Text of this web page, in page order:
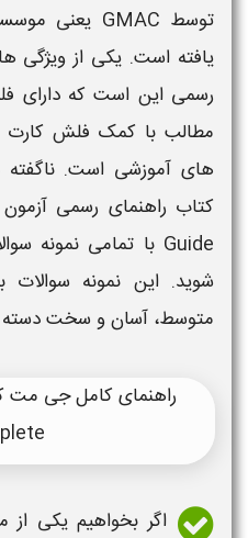
توسط GMAC یعنی
یافته است. یکی از ویژگی
رسمی این است که دارای
مطالب با کمک فلش کارت
های آموزشی است. ناگفته
کتاب راهنمای رسمی
Guide با تمامی نمونه
متوسط، آسان و سخت دسته
اگر بخواهیم یکی از